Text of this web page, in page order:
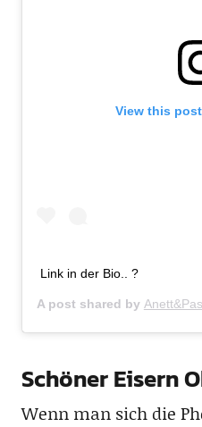
View this
Link in der Bio.. ?
A post shared by
Schöner Eisern
Wenn man sich die